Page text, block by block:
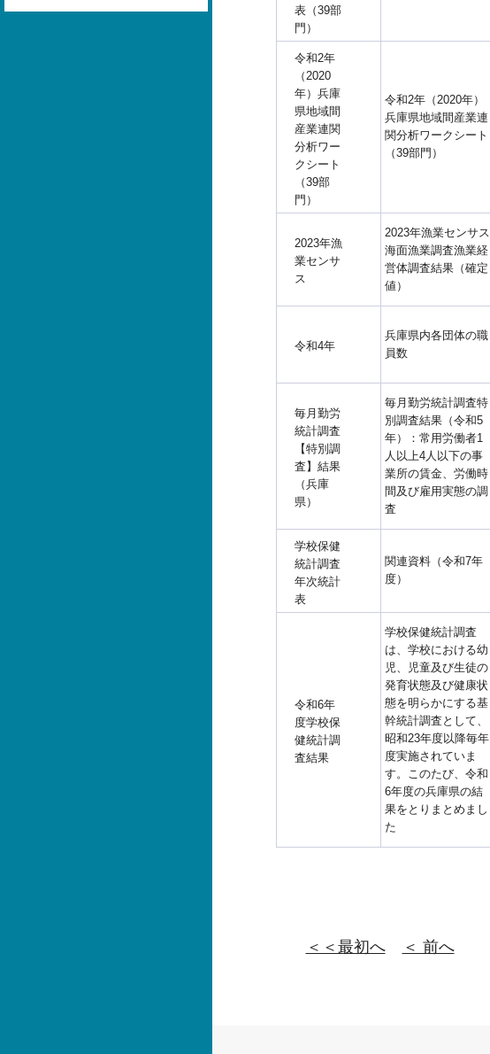
表（39部
門）
令和2年
（2020
年）兵庫
県地域間
産業連関
分析ワー
クシート
（39部
門）
令和2年（2020年）
兵庫県地域間産業連
関分析ワークシート
（39部門）
2023年漁
業センサ
ス
2023年漁業センサス
海面漁業調査漁業経
営体調査結果（確定
値）
令和4年
兵庫県内各団体の職
員数
毎月勤労
統計調査
【特別調
査】結果
（兵庫
県）
毎月勤労統計調査特
別調査結果（令和5
年）：常用労働者1
人以上4人以下の事
業所の賃金、労働時
間及び雇用実態の調
査
学校保健
統計調査
年次統計
表
関連資料（令和7年
度）
令和6年
度学校保
健統計調
査結果
学校保健統計調査
は、学校における幼
児、児童及び生徒の
発育状態及び健康状
態を明らかにする基
幹統計調査として、
昭和23年度以降毎年
度実施されていま
す。このたび、令和
6年度の兵庫県の結
果をとりまとめまし
た
＜＜最初へ ＜ 前へ